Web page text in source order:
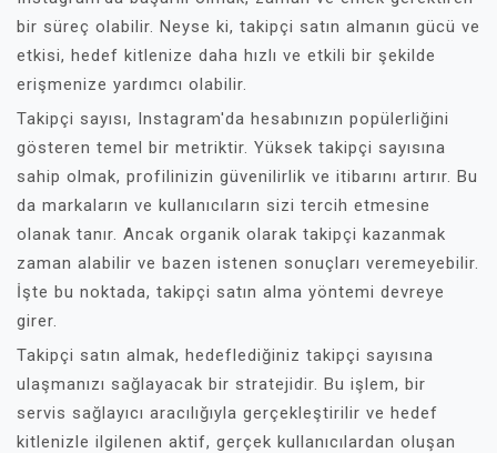
bir süreç olabilir. Neyse ki, takipçi satın almanın gücü ve
etkisi, hedef kitlenize daha hızlı ve etkili bir şekilde
erişmenize yardımcı olabilir.
Takipçi sayısı, Instagram'da hesabınızın popülerliğini
gösteren temel bir metriktir. Yüksek takipçi sayısına
sahip olmak, profilinizin güvenilirlik ve itibarını artırır. Bu
da markaların ve kullanıcıların sizi tercih etmesine
olanak tanır. Ancak organik olarak takipçi kazanmak
zaman alabilir ve bazen istenen sonuçları veremeyebilir.
İşte bu noktada, takipçi satın alma yöntemi devreye
girer.
Takipçi satın almak, hedeflediğiniz takipçi sayısına
ulaşmanızı sağlayacak bir stratejidir. Bu işlem, bir
servis sağlayıcı aracılığıyla gerçekleştirilir ve hedef
kitlenizle ilgilenen aktif, gerçek kullanıcılardan oluşan